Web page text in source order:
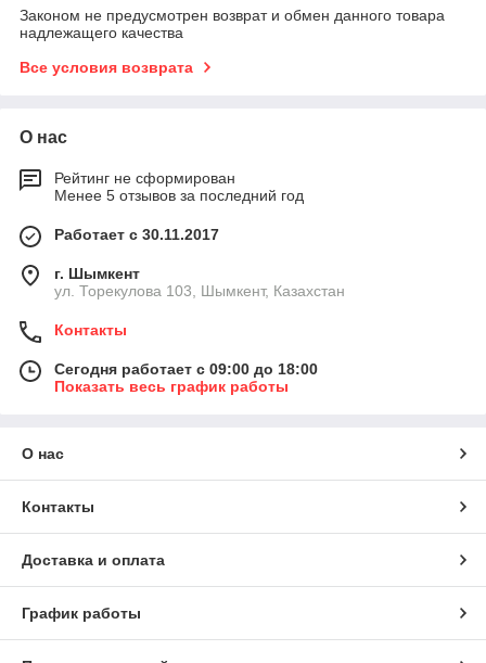
Законом не предусмотрен возврат и обмен данного товара
надлежащего качества
Все условия возврата
О нас
Рейтинг не сформирован
Менее 5 отзывов за последний год
Работает с 30.11.2017
г. Шымкент
ул. Торекулова 103, Шымкент, Казахстан
Контакты
Сегодня работает с 09:00 до 18:00
Показать весь график работы
О нас
Контакты
Доставка и оплата
График работы